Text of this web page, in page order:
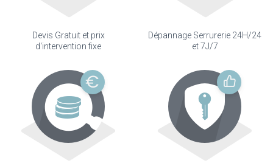
Devis Gratuit et prix
d'intervention fixe
Dépannage Serrurerie 24H/24
et 7J/7